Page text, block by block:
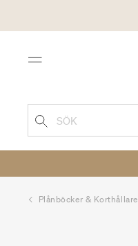
Menu
SÖK
Plånböcker & Korthållare